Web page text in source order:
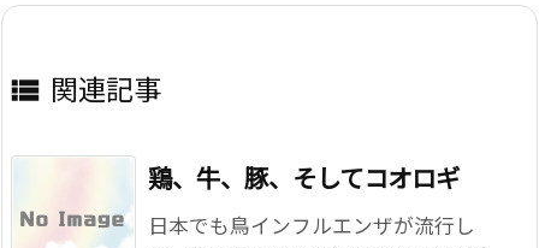
 関連記事
鶏、牛、豚、そしてコオロギ
日本でも鳥インフルエンザが流行し